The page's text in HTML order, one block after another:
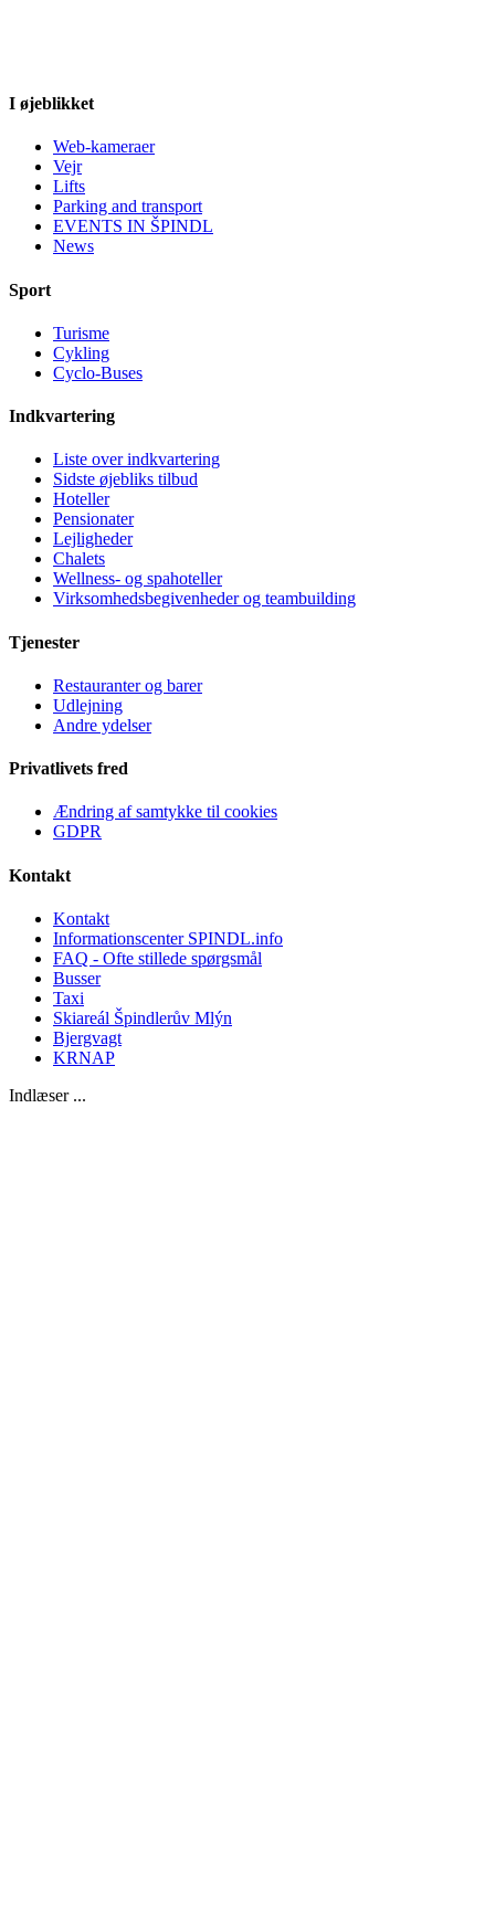
I øjeblikket
Web-kameraer
Vejr
Lifts
Parking and transport
EVENTS IN ŠPINDL
News
Sport
Turisme
Cykling
Cyclo-Buses
Indkvartering
Liste over indkvartering
Sidste øjebliks tilbud
Hoteller
Pensionater
Lejligheder
Chalets
Wellness- og spahoteller
Virksomhedsbegivenheder og teambuilding
Tjenester
Restauranter og barer
Udlejning
Andre ydelser
Privatlivets fred
Ændring af samtykke til cookies
GDPR
Kontakt
Kontakt
Informationscenter SPINDL.info
FAQ - Ofte stillede spørgsmål
Busser
Taxi
Skiareál Špindlerův Mlýn
Bjergvagt
KRNAP
Indlæser ...